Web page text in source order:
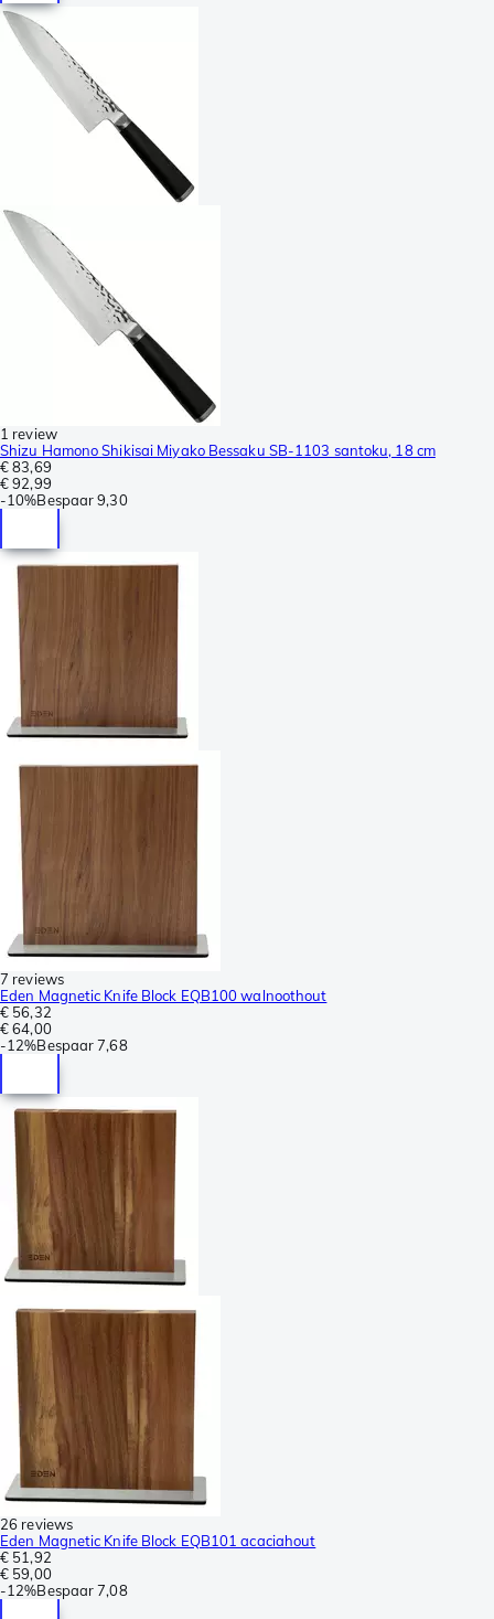
1 review
Shizu Hamono Shikisai Miyako Bessaku SB-1103 santoku, 18 cm
€ 83,69
€ 92,99
-10%Bespaar 9,30
7 reviews
Eden Magnetic Knife Block EQB100 walnoothout
€ 56,32
€ 64,00
-12%Bespaar 7,68
26 reviews
Eden Magnetic Knife Block EQB101 acaciahout
€ 51,92
€ 59,00
-12%Bespaar 7,08